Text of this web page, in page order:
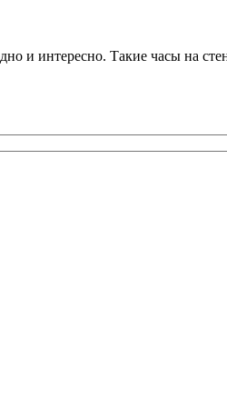
и интересно. Такие часы на